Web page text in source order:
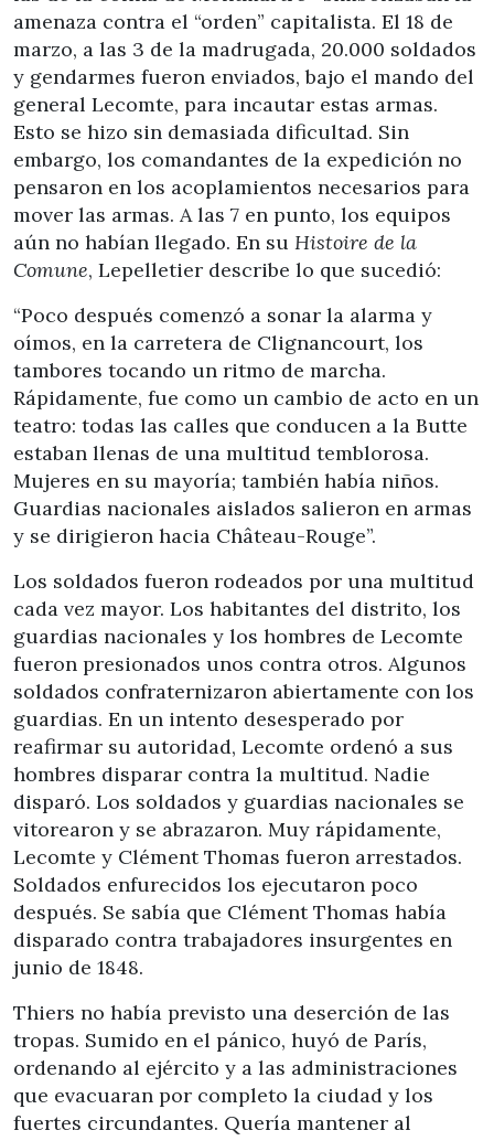
amenaza contra el “orden” capitalista. El 18 de
marzo, a las 3 de la madrugada, 20.000 soldados
y gendarmes fueron enviados, bajo el mando del
general Lecomte, para incautar estas armas.
Esto se hizo sin demasiada dificultad. Sin
embargo, los comandantes de la expedición no
pensaron en los acoplamientos necesarios para
mover las armas. A las 7 en punto, los equipos
aún no habían llegado. En su Histoire de la
Comune, Lepelletier describe lo que sucedió:
“Poco después comenzó a sonar la alarma y
oímos, en la carretera de Clignancourt, los
tambores tocando un ritmo de marcha.
Rápidamente, fue como un cambio de acto en un
teatro: todas las calles que conducen a la Butte
estaban llenas de una multitud temblorosa.
Mujeres en su mayoría; también había niños.
Guardias nacionales aislados salieron en armas
y se dirigieron hacia Château-Rouge”.
Los soldados fueron rodeados por una multitud
cada vez mayor. Los habitantes del distrito, los
guardias nacionales y los hombres de Lecomte
fueron presionados unos contra otros. Algunos
soldados confraternizaron abiertamente con los
guardias. En un intento desesperado por
reafirmar su autoridad, Lecomte ordenó a sus
hombres disparar contra la multitud. Nadie
disparó. Los soldados y guardias nacionales se
vitorearon y se abrazaron. Muy rápidamente,
Lecomte y Clément Thomas fueron arrestados.
Soldados enfurecidos los ejecutaron poco
después. Se sabía que Clément Thomas había
disparado contra trabajadores insurgentes en
junio de 1848.
Thiers no había previsto una deserción de las
tropas. Sumido en el pánico, huyó de París,
ordenando al ejército y a las administraciones
que evacuaran por completo la ciudad y los
fuertes circundantes. Quería mantener al